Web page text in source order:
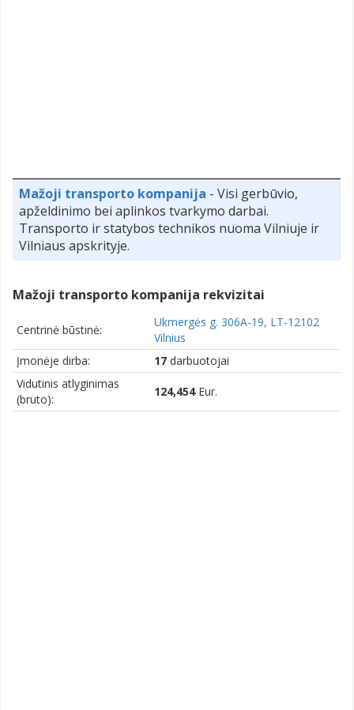
Mažoji transporto kompanija - Visi gerbūvio,
apželdinimo bei aplinkos tvarkymo darbai.
Transporto ir statybos technikos nuoma Vilniuje ir
Vilniaus apskrityje.
Mažoji transporto kompanija rekvizitai
Centrinė būstinė:
Ukmergės g. 306A-19, LT-12102
Vilnius
Įmonėje dirba:
17 darbuotojai
Vidutinis atlyginimas
(bruto):
124,454Eur.